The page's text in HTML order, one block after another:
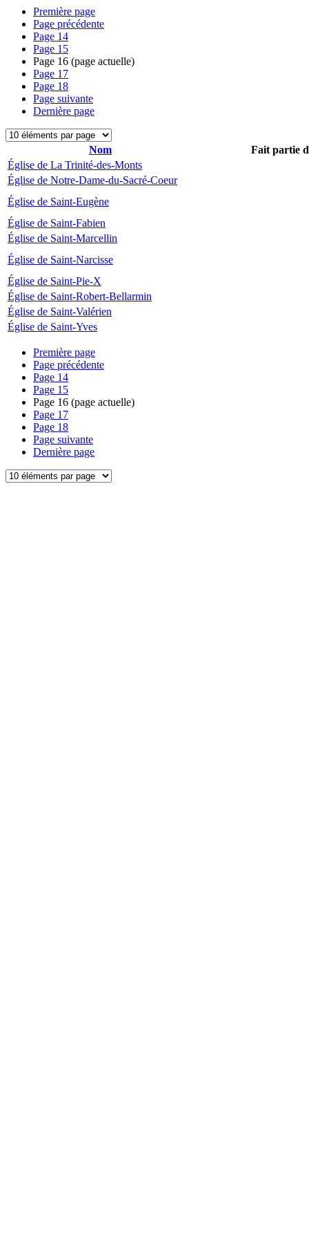
Première page
Page précédente
Page 14
Page 15
Page 16 (page actuelle)
Page 17
Page 18
Page suivante
Dernière page
Nom
Fait partie
Église de La Trinité-des-Monts
Église de Notre-Dame-du-Sacré-Coeur
Église de Saint-Eugène
Église de Saint-Fabien
Église de Saint-Marcellin
Église de Saint-Narcisse
Église de Saint-Pie-X
Église de Saint-Robert-Bellarmin
Église de Saint-Valérien
Église de Saint-Yves
Première page
Page précédente
Page 14
Page 15
Page 16 (page actuelle)
Page 17
Page 18
Page suivante
Dernière page